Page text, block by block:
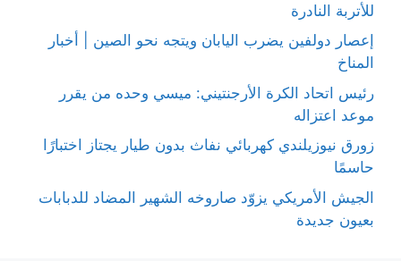
للأتربة النادرة
إعصار دولفين يضرب اليابان ويتجه نحو الصين | أخبار
المناخ
رئيس اتحاد الكرة الأرجنتيني: ميسي وحده من يقرر
موعد اعتزاله
زورق نيوزيلندي كهربائي نفاث بدون طيار يجتاز اختبارًا
حاسمًا
الجيش الأمريكي يزوّد صاروخه الشهير المضاد للدبابات
بعيون جديدة